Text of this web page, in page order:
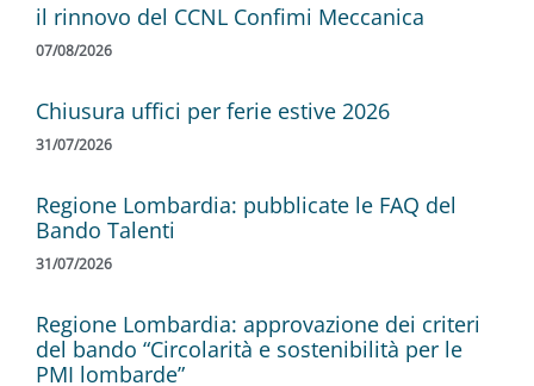
il rinnovo del CCNL Confimi Meccanica
07/08/2026
Chiusura uffici per ferie estive 2026
31/07/2026
Regione Lombardia: pubblicate le FAQ del
Bando Talenti
31/07/2026
Regione Lombardia: approvazione dei criteri
del bando “Circolarità e sostenibilità per le
PMI lombarde”